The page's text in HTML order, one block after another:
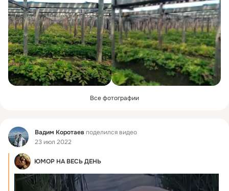
Все фотографии
Фид Вадим Коротаев поделился видео
23 июл 2022
ЮМОР НА ВЕСЬ ДЕНЬ